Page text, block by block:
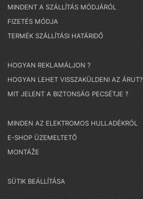
MINDENT A SZÁLLÍTÁS MÓDJÁRÓL
FIZETÉS MÓDJA
TERMÉK SZÁLLÍTÁSI HATÁRIDŐ
HOGYAN REKLAMÁLJON ?
HOGYAN LEHET VISSZAKÜLDENI AZ ÁRUT?
MIT JELENT A BIZTONSÁG PECSÉTJE ?
MINDEN AZ ELEKTROMOS HULLADÉKRÓL
E-SHOP ÜZEMELTETŐ
MONTÁŽE
SÜTIK BEÁLLÍTÁSA